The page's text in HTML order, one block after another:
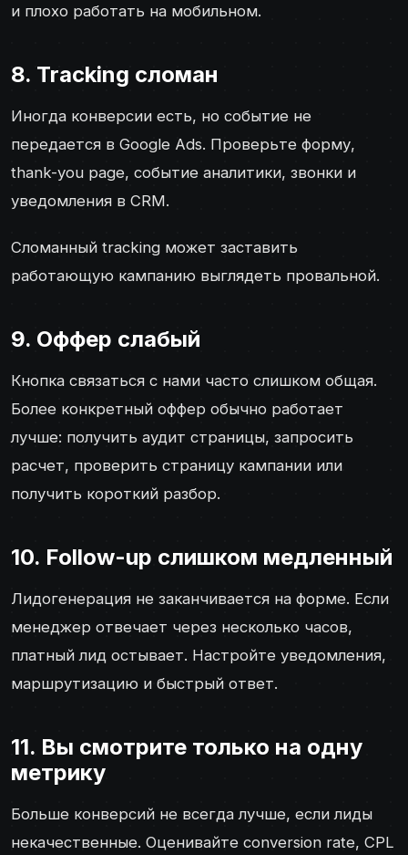
и плохо работать на мобильном.
8. Tracking сломан
Иногда конверсии есть, но событие не
передается в Google Ads. Проверьте форму,
thank-you page, событие аналитики, звонки и
уведомления в CRM.
Сломанный tracking может заставить
работающую кампанию выглядеть провальной.
9. Оффер слабый
Кнопка связаться с нами часто слишком общая.
Более конкретный оффер обычно работает
лучше: получить аудит страницы, запросить
расчет, проверить страницу кампании или
получить короткий разбор.
10. Follow-up слишком медленный
Лидогенерация не заканчивается на форме. Если
менеджер отвечает через несколько часов,
платный лид остывает. Настройте уведомления,
маршрутизацию и быстрый ответ.
11. Вы смотрите только на одну
метрику
Больше конверсий не всегда лучше, если лиды
некачественные. Оценивайте conversion rate, CPL